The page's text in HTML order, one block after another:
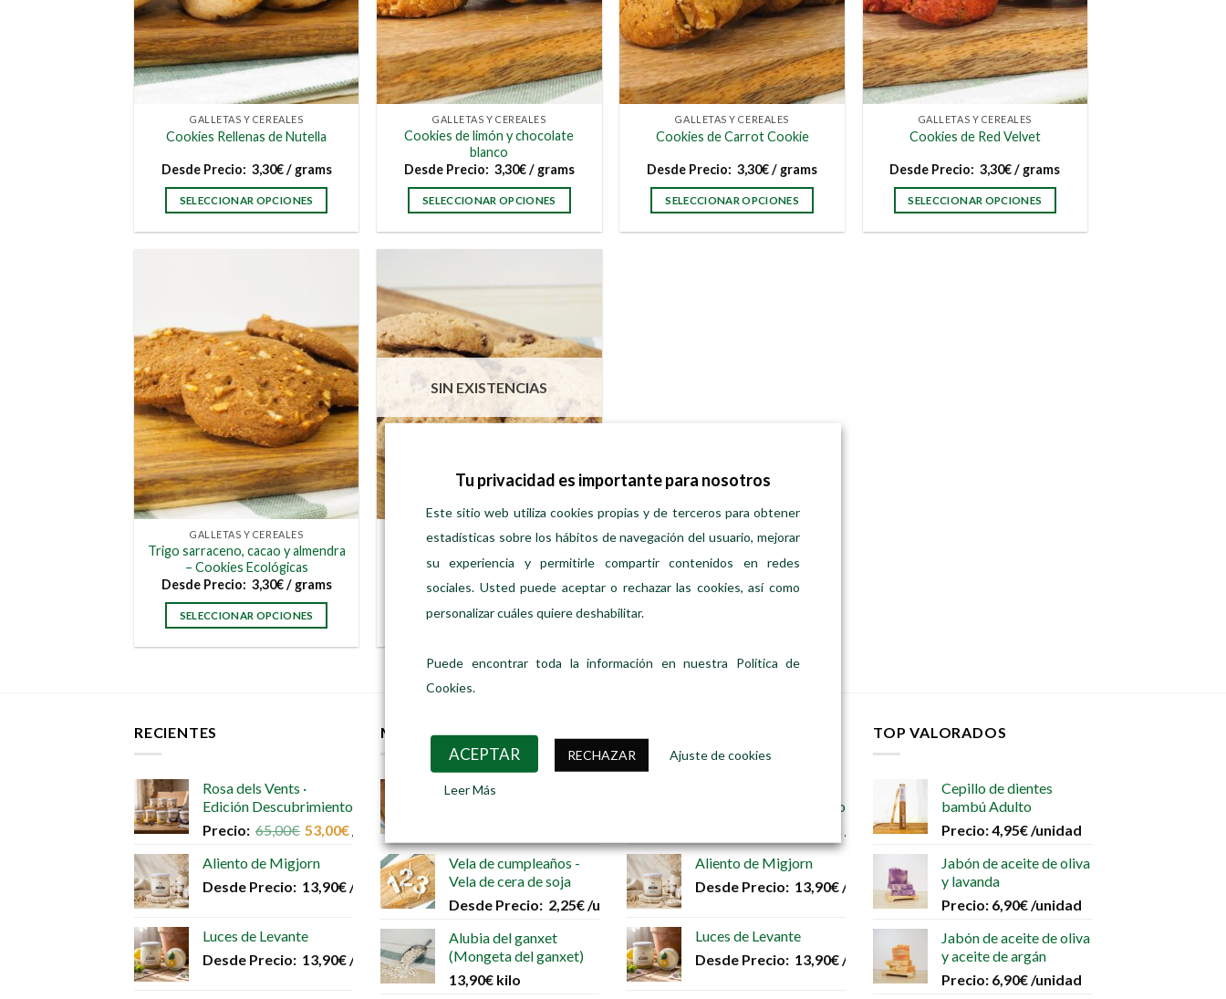
GALLETAS Y CEREALES
Cookies Rellenas de Nutella
Desde Precio: 3,30€/ grams
SELECCIONAR OPCIONES
variantes.
Las
opciones
se
pueden
elegir
en
la
página
de
producto
GALLETAS Y CEREALES
Cookies de limón y chocolate
blanco
Desde Precio: 3,30€/ grams
SELECCIONAR OPCIONES
múltiples
Las
opciones
se
pueden
elegir
página
producto
GALLETAS Y CEREALES
Cookies de Carrot Cookie
Desde Precio: 3,30€/ grams
SELECCIONAR OPCIONES
página
producto
GALLETAS Y CEREALES
Cookies de Red Velvet
Desde Precio: 3,30€/ grams
SELECCIONAR OPCIONES
GALLETAS Y CEREALES
Trigo sarraceno, cacao y almendra
– Cookies Ecológicas
Desde Precio: 3,30€/ grams
SELECCIONAR OPCIONES
se
pueden
elegir
la
página
producto
SIN EXISTENCIAS
GALLETAS Y CEREALES
Ecológicas
Precio: 2,50€/100 gr
LEER MÁS
RECIENTES
Rosa dels Vents ·
Edición Descubrimiento
Precio: 65,00€ 53,00€/unidad
Aliento de Migjorn
Desde Precio: 13,90€/unidad
Luces de Levante
Desde Precio: 13,90€/unidad
MÁS VENDIDOS
Gyoza de camarón y
Vela de cumpleaños -
Vela de cera de soja
Desde Precio: 2,25€/unidad
Alubia del ganxet
(Mongeta del ganxet)
13,90€ kilo
Edición Descubrimiento
€/unidad
Aliento de Migjorn
Desde Precio: 13,90€/unidad
Luces de Levante
Desde Precio: 13,90€/unidad
TOP VALORADOS
Cepillo de dientes
bambú Adulto
Precio:4,95€/unidad
Jabón de aceite de oliva
y lavanda
Precio: 6,90€/unidad
Jabón de aceite de oliva
y aceite de argán
Precio: 6,90€/unidad
Tu privacidad es importante para nosotros
Este sitio web utiliza cookies propias y de terceros para obtener
estadísticas sobre los hábitos de navegación del usuario, mejorar
su experiencia y permitirle compartir contenidos en redes
sociales. Usted puede aceptar o rechazar las cookies, así como
personalizar cuáles quiere deshabilitar.
Puede encontrar toda la información en nuestra Política de
Cookies.
ACEPTAR RECHAZAR Ajuste de cookies
Leer Más